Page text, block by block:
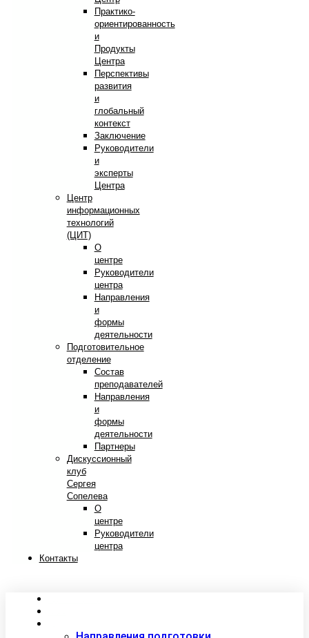
Практико-
ориентированность
и
Продукты
Центра
Перспективы
развития
и
глобальный
контекст
Заключение
Руководители
и
эксперты
Центра
Центр
информационных
технологий
(ЦИТ)
О
центре
Руководители
центра
Направления
и
формы
деятельности
Подготовительное
отделение
Состав
преподавателей
Направления
и
формы
деятельности
Партнеры
Дискуссионный
клуб
Сергея
Сопелева
О
центре
Руководители
центра
Контакты